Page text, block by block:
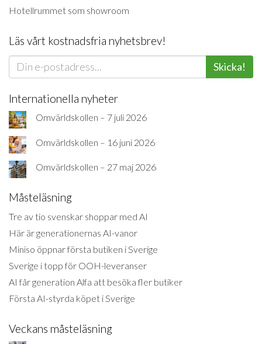
Hotellrummet som showroom
Läs vårt kostnadsfria nyhetsbrev!
Skicka!
Internationella nyheter
Omvärldskollen – 7 juli 2026
Omvärldskollen – 16 juni 2026
Omvärldskollen – 27 maj 2026
Måsteläsning
Tre av tio svenskar shoppar med AI
Här är generationernas AI-vanor
Miniso öppnar första butiken i Sverige
Sverige i topp för OOH-leveranser
AI får generation Alfa att besöka fler butiker
Första AI-styrda köpet i Sverige
Veckans måsteläsning